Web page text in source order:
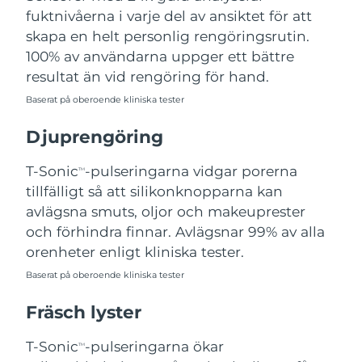
fuktnivåerna i varje del av ansiktet för att
skapa en helt personlig rengöringsrutin.
100% av användarna uppger ett bättre
resultat än vid rengöring för hand.
Baserat på oberoende kliniska tester
Djuprengöring
T-SonicTM-pulseringarna vidgar porerna
tillfälligt så att silikonknopparna kan
avlägsna smuts, oljor och makeuprester
och förhindra finnar. Avlägsnar 99% av alla
orenheter enligt kliniska tester.
Baserat på oberoende kliniska tester
Fräsch lyster
T-SonicTM-pulseringarna ökar
Filippinerna Förväntad leverans8/12/26
Polen Förväntad leverans
Portugal
Puerto Rico
Qatar Förväntad leverans8/10/26
Réunion Förväntad leverans8/14/26
Rumänien Förväntad leverans
Ryssland
Saudiarabien
Singapore 8/11/26